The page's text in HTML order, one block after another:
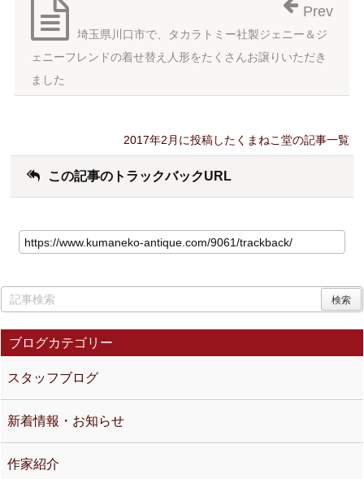
埼玉県川口市で、タカラトミー社製ジェニー＆ジ
ェニーフレンドの着せ替え人形をたくさんお譲りいただき
ました
Prev
2017年2月に投稿したくまねこ堂の記事一覧
この記事のトラックバックURL
ブログカテゴリー
スタッフブログ
新着情報・お知らせ
作家紹介